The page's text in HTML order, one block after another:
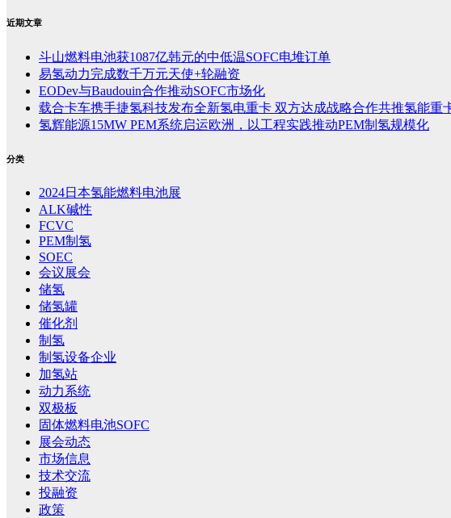
近期文章
斗山燃料电池获1087亿韩元的中低温SOFC电堆订单
易氢动力完成数千万元天使+轮融资
EODev与Baudouin合作推动SOFC市场化
载合卡车携手捷氢科技发布全新氢电重卡 双方达成战略合作共推氢能重
氢辉能源15MW PEM系统启运欧洲，以工程实践推动PEM制氢规模化
分类
2024日本氢能燃料电池展
ALK碱性
FCVC
PEM制氢
SOEC
会议展会
储氢
储氢罐
催化剂
制氢
制氢设备企业
加氢站
动力系统
双极板
固体燃料电池SOFC
展会动态
市场信息
技术交流
投融资
政策